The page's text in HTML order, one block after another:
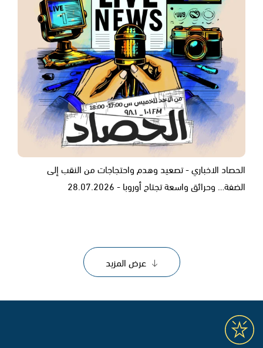
الحصاد الاخباري - تصعيد وهدم واحتجاجات من النقب إلى
الضفة… وحرائق واسعة تجتاح أوروبا - 28.07.2026
عرض المزيد